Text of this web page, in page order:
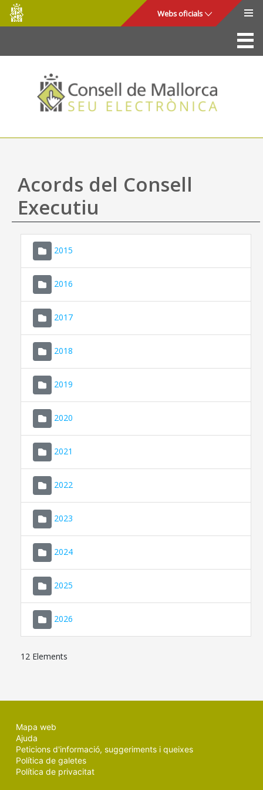
Salta al contingut principal
Consell
de
Mallorca
Webs oficials
La Seu
Consell de Mallorca
Accés i seguretat
Utilitats
Ajuda
Acords del Consell
Executiu
2015
2016
2017
2018
2019
2020
2021
2022
2023
2024
2025
2026
12 Elements
Mapa web
Ajuda
Peticions d'informació, suggeriments i queixes
Política de galetes
Política de privacitat